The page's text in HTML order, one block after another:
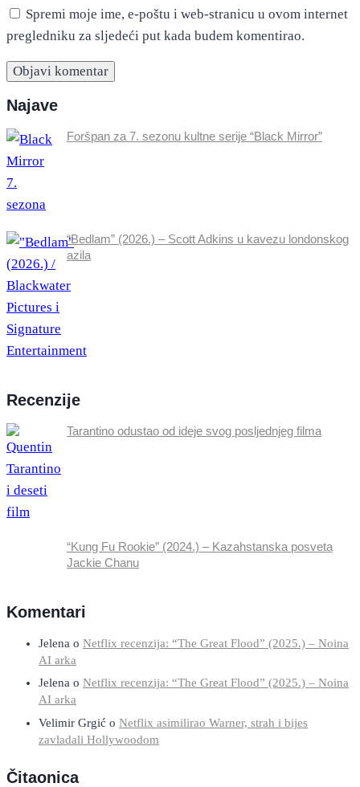
Spremi moje ime, e-poštu i web-stranicu u ovom internet
pregledniku za sljedeći put kada budem komentirao.
Najave
Foršpan za 7. sezonu kultne serije “Black Mirror”
“Bedlam” (2026.) – Scott Adkins u kavezu londonskog
azila
Recenzije
Tarantino odustao od ideje svog posljednjeg filma
“Kung Fu Rookie” (2024.) – Kazahstanska posveta
Jackie Chanu
Komentari
Jelena o Netflix recenzija: “The Great Flood” (2025.) – Noina
AI arka
Jelena o Netflix recenzija: “The Great Flood” (2025.) – Noina
AI arka
Velimir Grgić o Netflix asimilirao Warner, strah i bijes
zavladali Hollywoodom
Čitaonica